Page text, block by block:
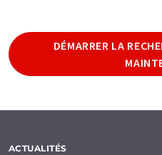
DÉMARRER LA
ACTUALITÉS